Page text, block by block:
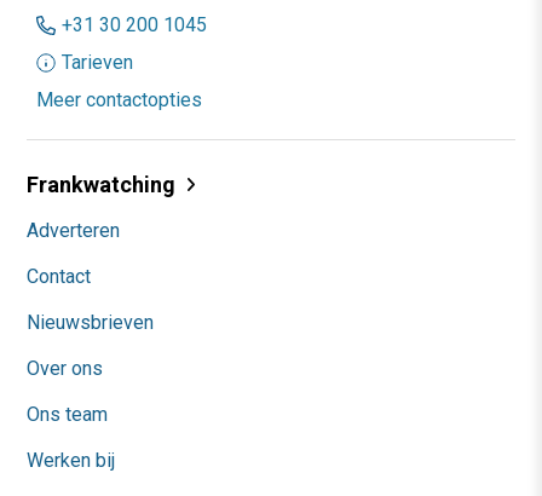
+31 30 200 1045
Tarieven
Meer contactopties
Frankwatching
Adverteren
Contact
Nieuwsbrieven
Over ons
Ons team
Werken bij